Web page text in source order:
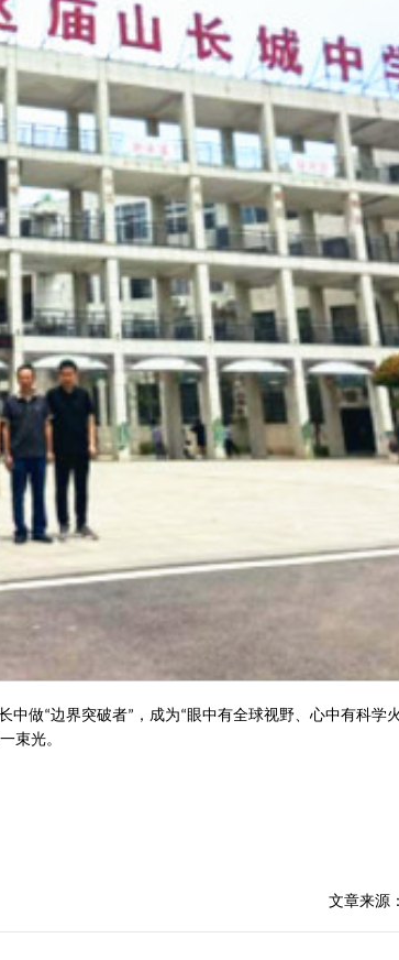
中做“边界突破者” ，成为“眼中有全球视野、心中有科学
束光。
文章来源